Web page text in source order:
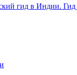
гид в Индии.